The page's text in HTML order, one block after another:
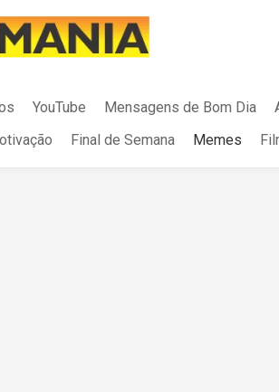
YouTube Mensagens de Bom Dia
Final de Semana Memes